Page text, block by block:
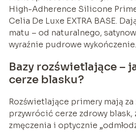
High-Adherence Silicone
Celia De Luxe EXTRA BASE.
matu – od naturalnego,
wyraźnie pudrowe wykończenie.
Bazy rozświetlające –
cerze blasku?
Rozświetlające primery mają za
przywrócić cerze zdrowy blask,
zmęczenia i optycznie